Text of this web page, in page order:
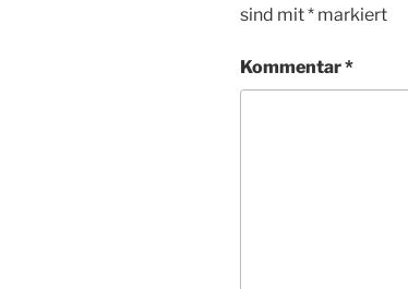
sind mit* markiert
Kommentar*